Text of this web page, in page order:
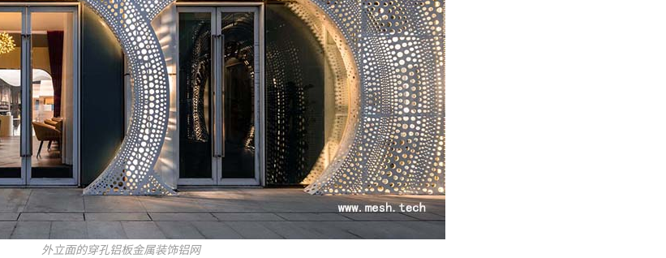
外立面的穿孔铝板金属装饰铝网